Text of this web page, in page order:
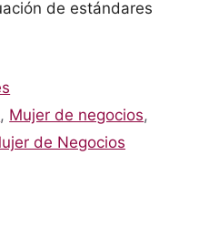
de estándares
, Mujer de negocios,
de Negocios